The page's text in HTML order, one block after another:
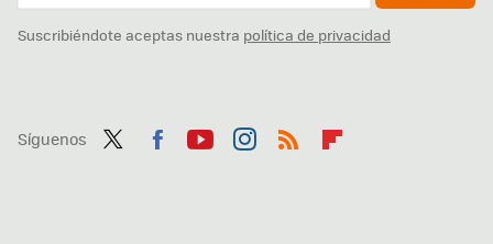
Suscribiéndote aceptas nuestra política de privacidad
Síguenos